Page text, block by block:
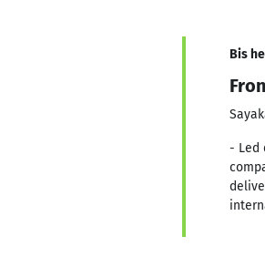
Bis
- Led